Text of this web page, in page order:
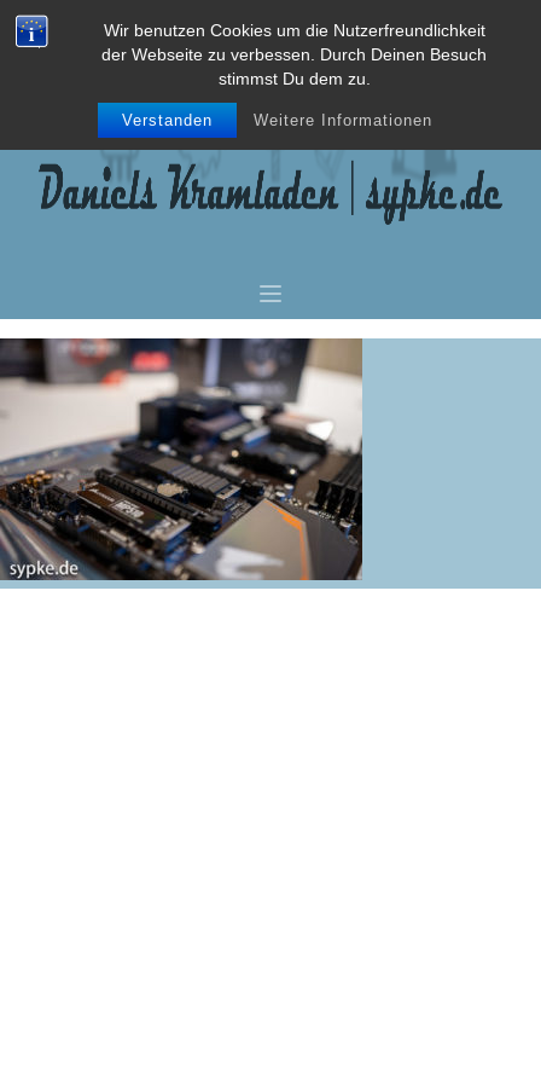
Wir benutzen Cookies um die Nutzerfreundlichkeit
der Webseite zu verbessen. Durch Deinen Besuch
stimmst Du dem zu.
Verstanden Weitere Informationen